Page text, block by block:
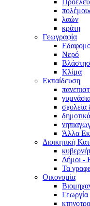
λαών
κράτη
Γεωγραφία
Νερό
Κλίμα
Εκπαίδευση
σχολεία
Άλλα
Διοικητική
Δήμοι -
Τα
Οικονομία
Γεωργία